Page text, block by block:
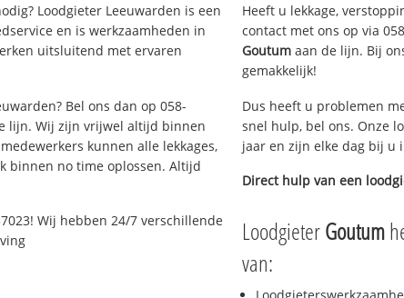
Loodgieter Leeuwarden is een
en is werkzaamheden in
uitsluitend met ervaren
Bel ons dan op 058-
lijn. Wij zijn vrijwel altijd binnen
kunnen alle lekkages,
binnen no time oplossen. Altijd
Wij hebben 24/7 verschillende
Heeft u lekkage,
contact met ons op via
Goutum aan de lijn. Bij
gemakkelijk!
Dus heeft u problemen
snel hulp, bel ons. Onze
jaar en zijn elke dag bij u
Direct hulp van een
LoodgieterGoutum
van: